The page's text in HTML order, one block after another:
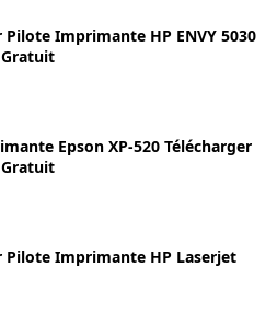
Pilote Imprimante HP ENVY 5030
Epson XP-520 Télécharger
Pilote Imprimante HP Laserjet